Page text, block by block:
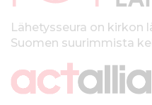
kLähetysseura on kirkon
Suomen suurimmista